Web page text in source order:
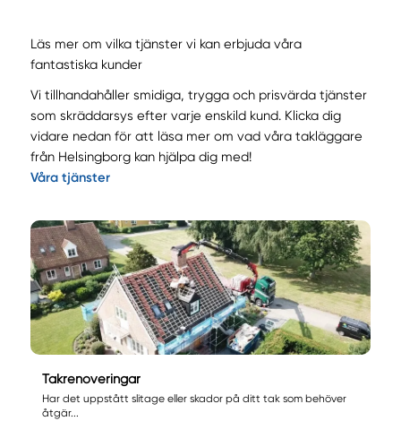
Läs mer om vilka tjänster vi kan erbjuda våra
fantastiska kunder
Vi tillhandahåller smidiga, trygga och prisvärda tjänster
som skräddarsys efter varje enskild kund. Klicka dig
vidare nedan för att läsa mer om vad våra takläggare
från Helsingborg kan hjälpa dig med!
Våra tjänster
Takrenoveringar
Har det uppstått slitage eller skador på ditt tak som behöver
åtgär...